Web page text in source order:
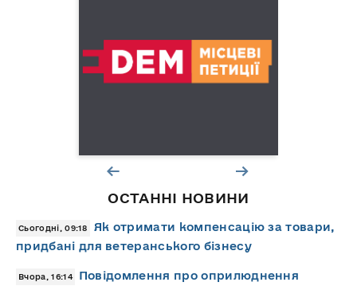
ОСТАННІ НОВИНИ
Сьогодні, 09:18
Як отримати компенсацію за товари,
придбані для ветеранського бізнесу
Вчора, 16:14
Повідомлення про оприлюднення